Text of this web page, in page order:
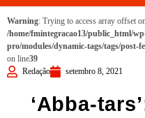
Warning: Trying to access array offset
/home/fmintegracao13/public_html/
pro/modules/dynamic-tags/tags/post-
on line39
Redação
setembro 8, 2021
‘Abba-